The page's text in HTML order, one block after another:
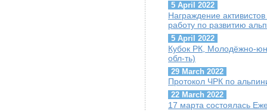
5 April 2022
Награждение
работу по развитию
5 April 2022
Кубок РК, Молодёжно-
обл-ть)
29 March 2022
Протокол ЧРК по
22 March 2022
17 марта состоялась